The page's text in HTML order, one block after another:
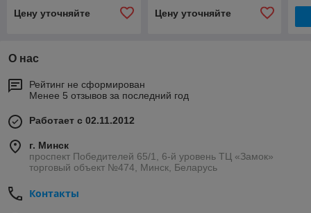
Цену уточняйте Цену уточняйте
О нас
Рейтинг не сформирован
Менее 5 отзывов за последний год
Работает с 02.11.2012
г. Минск
проспект Победителей 65/1, 6-й уровень ТЦ «Замок»
торговый объект №474, Минск, Беларусь
Контакты